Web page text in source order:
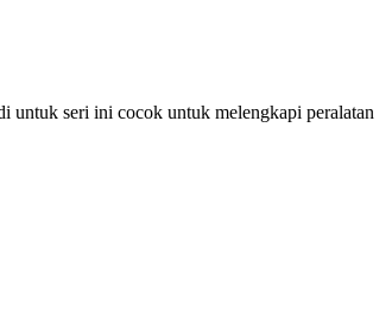
untuk seri ini cocok untuk melengkapi peralatan